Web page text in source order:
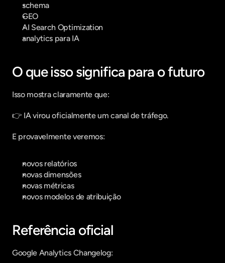
schema
GEO
AI Search Optimization
analytics para IA
O que isso significa para o futuro
Isso mostra claramente que:
👉 IA virou oficialmente um canal de tráfego.
E provavelmente veremos:
novos relatórios
novas dimensões
novas métricas
novos modelos de atribuição
Referência oficial
Google Analytics Changelog: